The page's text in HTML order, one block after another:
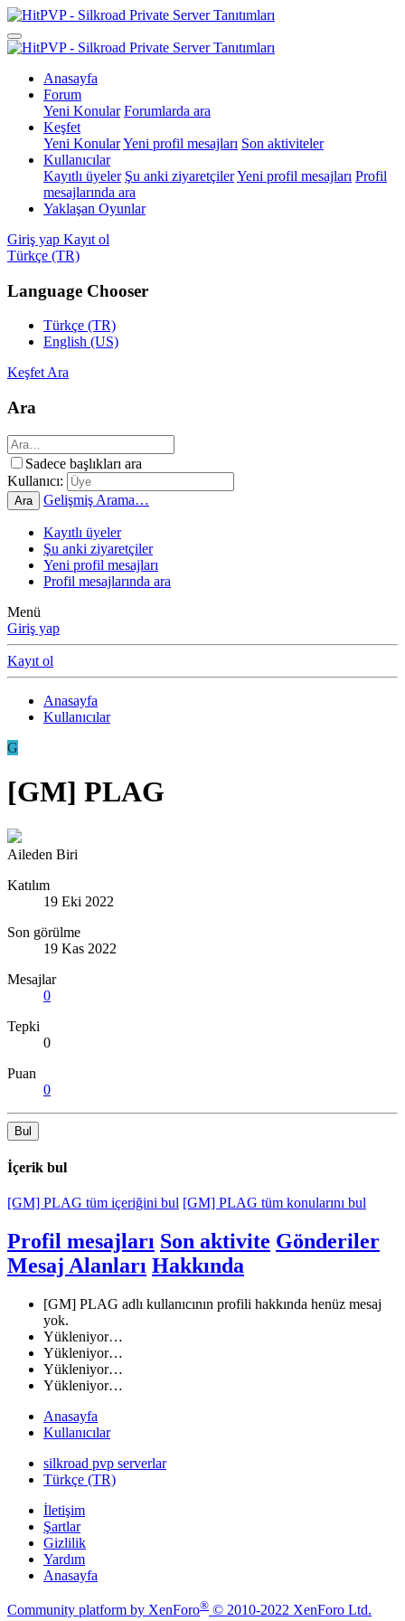
Anasayfa
Forum
Yeni Konular Forumlarda ara
Keşfet
Yeni KonularYeni profil mesajları Son aktiviteler
Kullanıcılar
Kayıtlı üyeler Şu anki ziyaretçilerYeni profil mesajları Profil
mesajlarında ara
Yaklaşan Oyunlar
Giriş yap Kayıt ol
Türkçe (TR)
Language Chooser
Türkçe (TR)
English (US)
KeşfetAra
Ara
Sadece başlıkları ara
Kullanıcı:
Ara Gelişmiş Arama…
Kayıtlı üyeler
Şu anki ziyaretçiler
Yeni profil mesajları
Profil mesajlarında ara
Menü
Giriş yap
Kayıt ol
Anasayfa
Kullanıcılar
G
[GM] PLAG
Aileden Biri
Katılım
19 Eki 2022
Son görülme
19 Kas 2022
Mesajlar
0
Tepki
0
Puan
0
Bul
İçerik bul
[GM] PLAG tüm içeriğini bul [GM] PLAG tüm konularını bul
Profil mesajları Son aktivite Gönderiler
Mesaj Alanları Hakkında
[GM] PLAG adlı kullanıcının profili hakkında henüz mesaj
yok.
Yükleniyor…
Yükleniyor…
Yükleniyor…
Yükleniyor…
Anasayfa
Kullanıcılar
silkroad pvp serverlar
Türkçe (TR)
İletişim
Şartlar
Gizlilik
Yardım
Anasayfa
Community platform by XenForo® © 2010-2022 XenForo Ltd.